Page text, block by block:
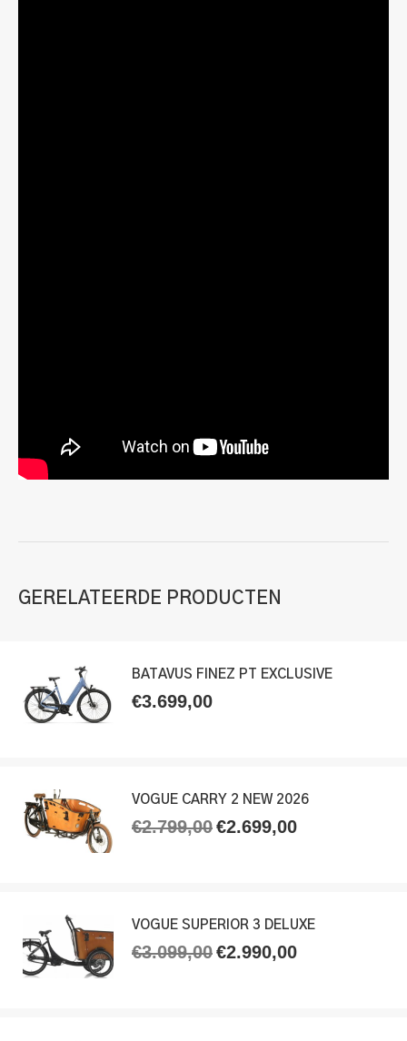
GERELATEERDE PRODUCTEN
BATAVUS FINEZ PT EXCLUSIVE
€3.699,00
VOGUE CARRY 2 NEW 2026
€2.799,00 Oorspronkelijke
€2.699,00Huidige
VOGUE SUPERIOR 3 DELUXE
€3.099,00 Oorspronkelijke
€2.990,00Huidige